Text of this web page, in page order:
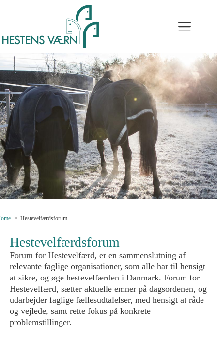
Hestevelfærdsforum
Hestevelfærdsforum
Forum for Hestevelfærd, er en sammenslutning af
relevante faglige organisationer, som alle har til hensigt
at sikre, og øge hestevelfærden i Danmark. Forum for
Hestevelfærd, sætter aktuelle emner på dagsordenen, og
udarbejder faglige fællesudtalelser, med hensigt at råde
og vejlede, samt rette fokus på konkrete
problemstillinger.